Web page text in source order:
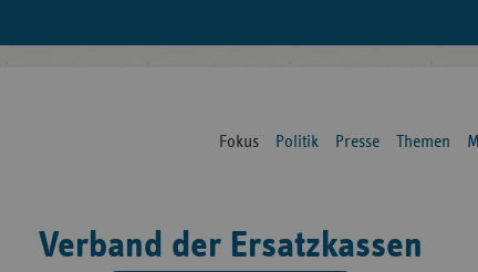
Fokus Politik Presse Themen
Verband der Ersatzkassen